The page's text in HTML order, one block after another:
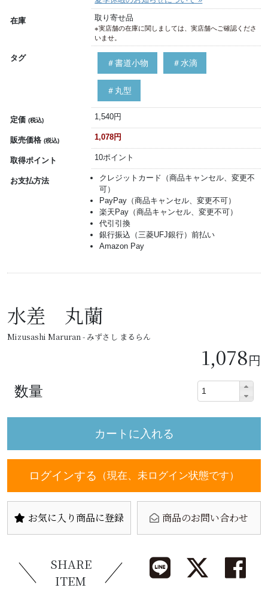
在庫 取り寄せ品
※実店舗の在庫に関しましては、実店舗へご確認くださ
いませ。
タグ
＃書道小物 ＃水滴
＃丸型
定価 (税込) 1,540円
販売価格 (税込) 1,078円
取得ポイント 10ポイント
お支払方法
クレジットカード（商品キャンセル、変更不
可）
PayPay（商品キャンセル、変更不可）
楽天Pay（商品キャンセル、変更不可）
代引引換
銀行振込（三菱UFJ銀行）前払い
Amazon Pay
水差 丸蘭
Mizusashi Maruran - みずさし まるらん
1,078円
数量
ログインする （現在、未ログイン状態です）
お気に入り商品に登録 商品のお問い合わせ
SHARE
ITEM